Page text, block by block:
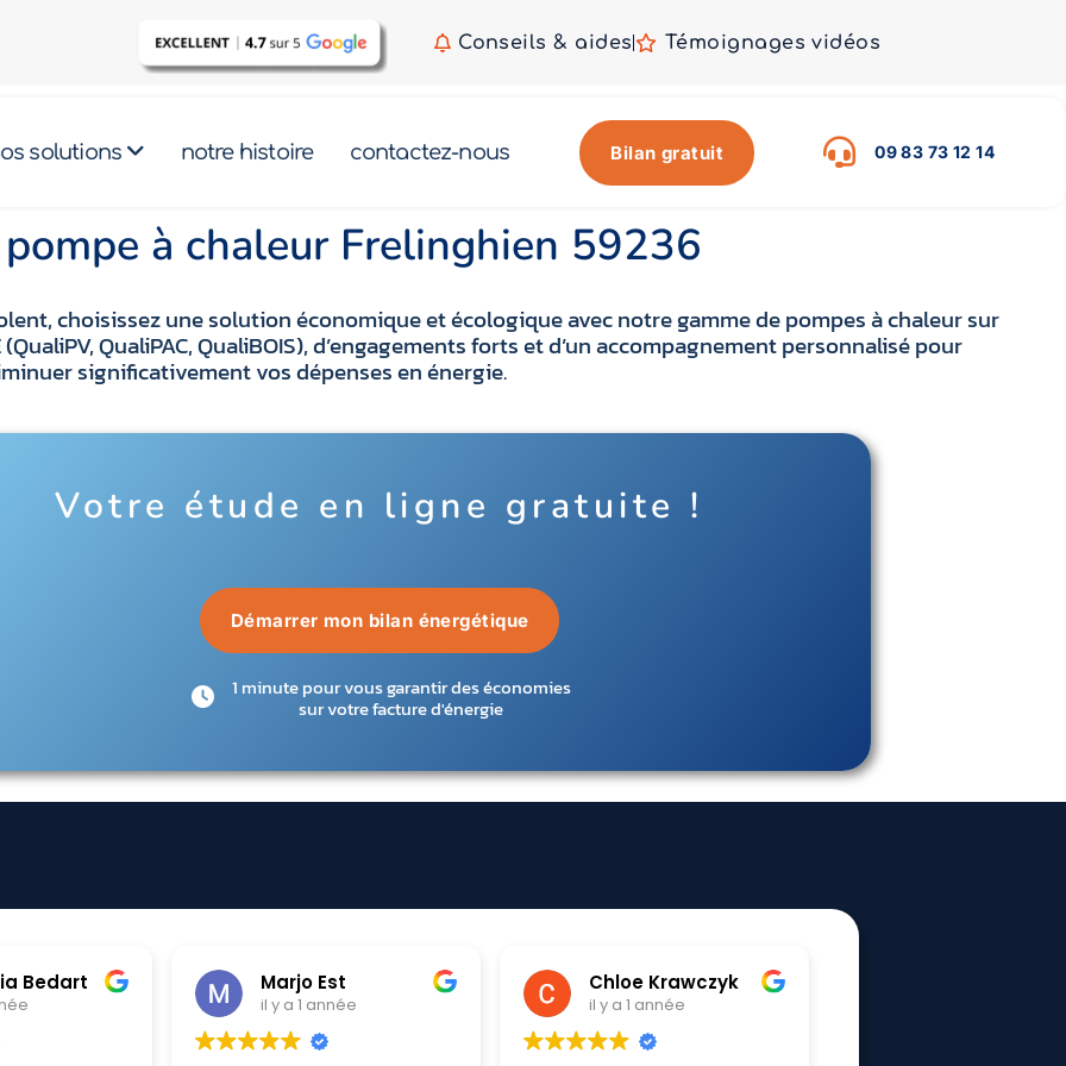
Conseils & aides Témoignages vidéos
solutions notre histoire contactez-nous Bilan gratuit 09 83 73 12 14
à chaleur Frelinghien 59236
choisissez une solution économique et écologique avec notre gamme de pompes à chaleur sur
QualiPAC, QualiBOIS), d’engagements forts et d’un accompagnement personnalisé pour
significativement vos dépenses en énergie.
Votre étude en ligne gratuite !
Démarrer mon bilan énergétique
1 minute pour vous garantir des économies
sur votre facture d'énergie
Chloe Krawczyk
il y a 1 année il y a 1 année